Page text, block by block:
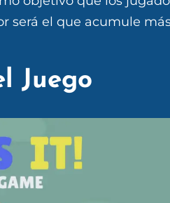
será el que acumule
Juego